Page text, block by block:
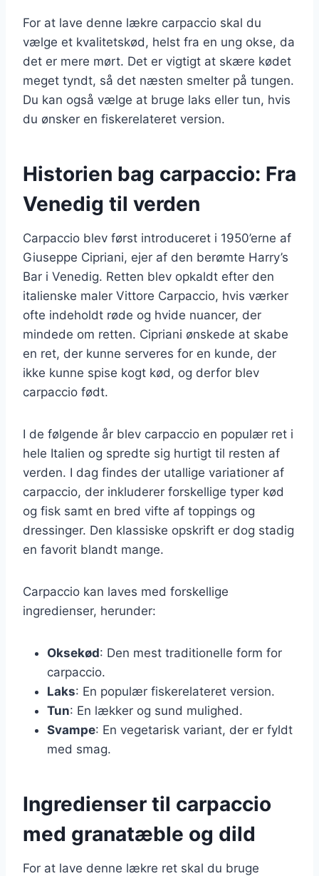
For at lave denne lækre carpaccio skal du
vælge et kvalitetskød, helst fra en ung okse, da
det er mere mørt. Det er vigtigt at skære kødet
meget tyndt, så det næsten smelter på tungen.
Du kan også vælge at bruge laks eller tun, hvis
du ønsker en fiskerelateret version.
Historien bag carpaccio: Fra
Venedig til verden
Carpaccio blev først introduceret i 1950’erne af
Giuseppe Cipriani, ejer af den berømte Harry’s
Bar i Venedig. Retten blev opkaldt efter den
italienske maler Vittore Carpaccio, hvis værker
ofte indeholdt røde og hvide nuancer, der
mindede om retten. Cipriani ønskede at skabe
en ret, der kunne serveres for en kunde, der
ikke kunne spise kogt kød, og derfor blev
carpaccio født.
I de følgende år blev carpaccio en populær ret i
hele Italien og spredte sig hurtigt til resten af
verden. I dag findes der utallige variationer af
carpaccio, der inkluderer forskellige typer kød
og fisk samt en bred vifte af toppings og
dressinger. Den klassiske opskrift er dog stadig
en favorit blandt mange.
Carpaccio kan laves med forskellige
ingredienser, herunder:
Oksekød: Den mest traditionelle form for
carpaccio.
Laks: En populær fiskerelateret version.
Tun: En lækker og sund mulighed.
Svampe: En vegetarisk variant, der er fyldt
med smag.
Ingredienser til carpaccio
med granatæble og dild
For at lave denne lækre ret skal du bruge